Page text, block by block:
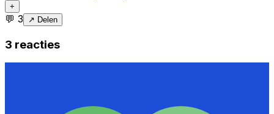
+
💬 3 ↗ Delen
3 reacties